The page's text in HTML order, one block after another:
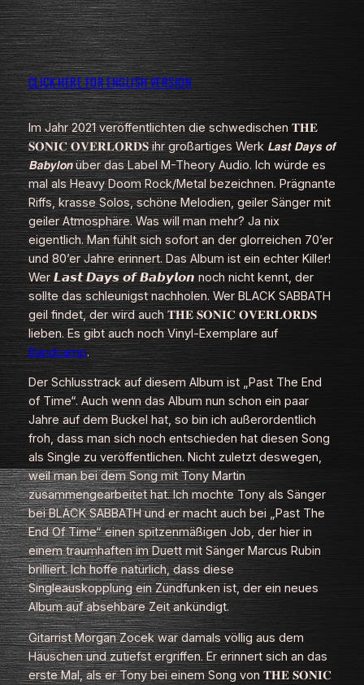
CLICK HERE FOR ENGLISH VERSION
Im Jahr 2021 veröffentlichten die schwedischen 𝐓𝐇𝐄
𝐒𝐎𝐍𝐈𝐂 𝐎𝐕𝐄𝐑𝐋𝐎𝐑𝐃𝐒 ihr großartiges Werk 𝙇𝙖𝙨𝙩 𝘿𝙖𝙮𝙨 𝙤𝙛
𝘽𝙖𝙗𝙮𝙡𝙤𝙣 über das LabelM-Theory Audio. Ich würde es
mal als Heavy Doom Rock/Metal bezeichnen. Prägnante
Riffs, krasse Solos, schöne Melodien, geiler Sänger mit
geiler Atmosphäre. Was will man mehr? Ja nix
eigentlich. Man fühlt sich sofort an der glorreichen 70’er
und 80’er Jahre erinnert. Das Album ist ein echter Killer!
Wer 𝙇𝙖𝙨𝙩 𝘿𝙖𝙮𝙨 𝙤𝙛 𝘽𝙖𝙗𝙮𝙡𝙤𝙣 noch nicht kennt, der
sollte das schleunigst nachholen. Wer BLACK SABBATH
geil findet, der wird auch 𝐓𝐇𝐄 𝐒𝐎𝐍𝐈𝐂 𝐎𝐕𝐄𝐑𝐋𝐎𝐑𝐃𝐒
lieben. Es gibt auch noch Vinyl-Exemplare auf
Bandcamp.
Der Schlusstrack auf diesem Album ist „Past The End
of Time“. Auch wenn das Album nun schon ein paar
Jahre auf dem Buckel hat, so bin ich außerordentlich
froh, dass man sich noch entschieden hat diesen Song
als Single zu veröffentlichen. Nicht zuletzt deswegen,
weil man bei dem Song mit Tony Martin
zusammengearbeitet hat. Ich mochte Tony als Sänger
bei BLACK SABBATH und er macht auch bei „Past The
End Of Time“ einen spitzenmäßigen Job, der hier in
einem traumhaften im Duett mit Sänger Marcus Rubin
brilliert. Ich hoffe natürlich, dass diese
Singleauskopplung ein Zündfunken ist, der ein neues
Album auf absehbare Zeit ankündigt.
Gitarrist Morgan Zocek war damals völlig aus dem
Häuschen und zutiefst ergriffen. Er erinnert sich an das
erste Mal, als er Tony bei einem Song von 𝐓𝐇𝐄 𝐒𝐎𝐍𝐈𝐂